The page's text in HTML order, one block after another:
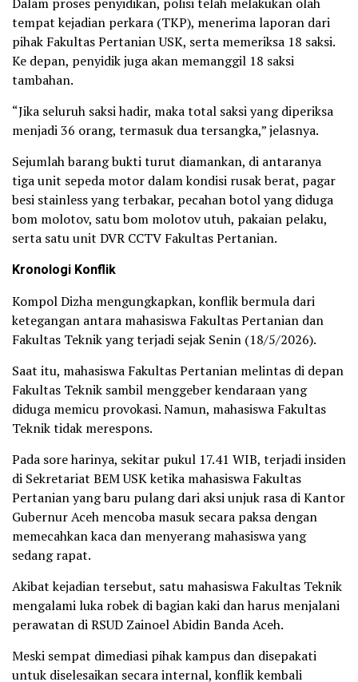
tempat kejadian perkara (TKP), menerima laporan dari
pihak Fakultas Pertanian USK, serta memeriksa 18 saksi.
Ke depan, penyidik juga akan memanggil 18 saksi
tambahan.
“Jika seluruh saksi hadir, maka total saksi yang diperiksa
menjadi 36 orang, termasuk dua tersangka,” jelasnya.
Sejumlah barang bukti turut diamankan, di antaranya
tiga unit sepeda motor dalam kondisi rusak berat, pagar
besi stainless yang terbakar, pecahan botol yang diduga
bom molotov, satu bom molotov utuh, pakaian pelaku,
serta satu unit DVR CCTV Fakultas Pertanian.
Kronologi Konflik
Kompol Dizha mengungkapkan, konflik bermula dari
ketegangan antara mahasiswa Fakultas Pertanian dan
Fakultas Teknik yang terjadi sejak Senin (18/5/2026).
Saat itu, mahasiswa Fakultas Pertanian melintas di depan
Fakultas Teknik sambil menggeber kendaraan yang
diduga memicu provokasi. Namun, mahasiswa Fakultas
Teknik tidak merespons.
Pada sore harinya, sekitar pukul 17.41 WIB, terjadi insiden
di Sekretariat BEM USK ketika mahasiswa Fakultas
Pertanian yang baru pulang dari aksi unjuk rasa di Kantor
Gubernur Aceh mencoba masuk secara paksa dengan
memecahkan kaca dan menyerang mahasiswa yang
sedang rapat.
Akibat kejadian tersebut, satu mahasiswa Fakultas Teknik
mengalami luka robek di bagian kaki dan harus menjalani
perawatan di RSUD Zainoel Abidin Banda Aceh.
Meski sempat dimediasi pihak kampus dan disepakati
untuk diselesaikan secara internal, konflik kembali